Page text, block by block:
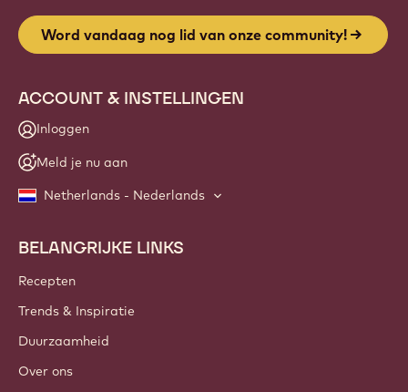
Word vandaag nog lid van onze community!
ACCOUNT & INSTELLINGEN
Inloggen
Meld je nu aan
Netherlands - Nederlands
Footer
Callebaut
BELANGRIJKE LINKS
Recepten
Trends & Inspiratie
Duurzaamheid
Over ons